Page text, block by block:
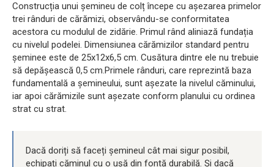
Construcția unui șemineu de colț începe cu așezarea primelor
trei rânduri de cărămizi, observându-se conformitatea
acestora cu modulul de zidărie. Primul rând aliniază fundația
cu nivelul podelei. Dimensiunea cărămizilor standard pentru
șeminee este de 25x12x6,5 cm. Cusătura dintre ele nu trebuie
să depășească 0,5 cm.Primele rânduri, care reprezintă baza
fundamentală a șemineului, sunt așezate la nivelul căminului,
iar apoi cărămizile sunt așezate conform planului cu ordinea
strat cu strat.
Dacă doriți să faceți șemineul cât mai sigur posibil,
echipați căminul cu o ușă din fontă durabilă. Și dacă